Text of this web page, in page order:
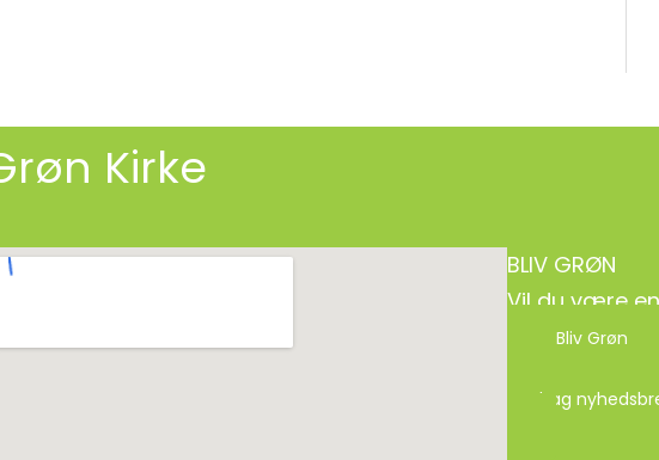
Kirke
BLIV GRØN
Vil du være
Bliv Grøn
Modtag